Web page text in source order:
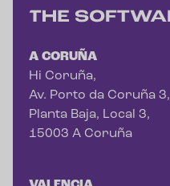
A CORUÑA
Hi Coruña,
Av. Porto da Coruña 3,
Planta Baja, Local 3,
15003 A Coruña